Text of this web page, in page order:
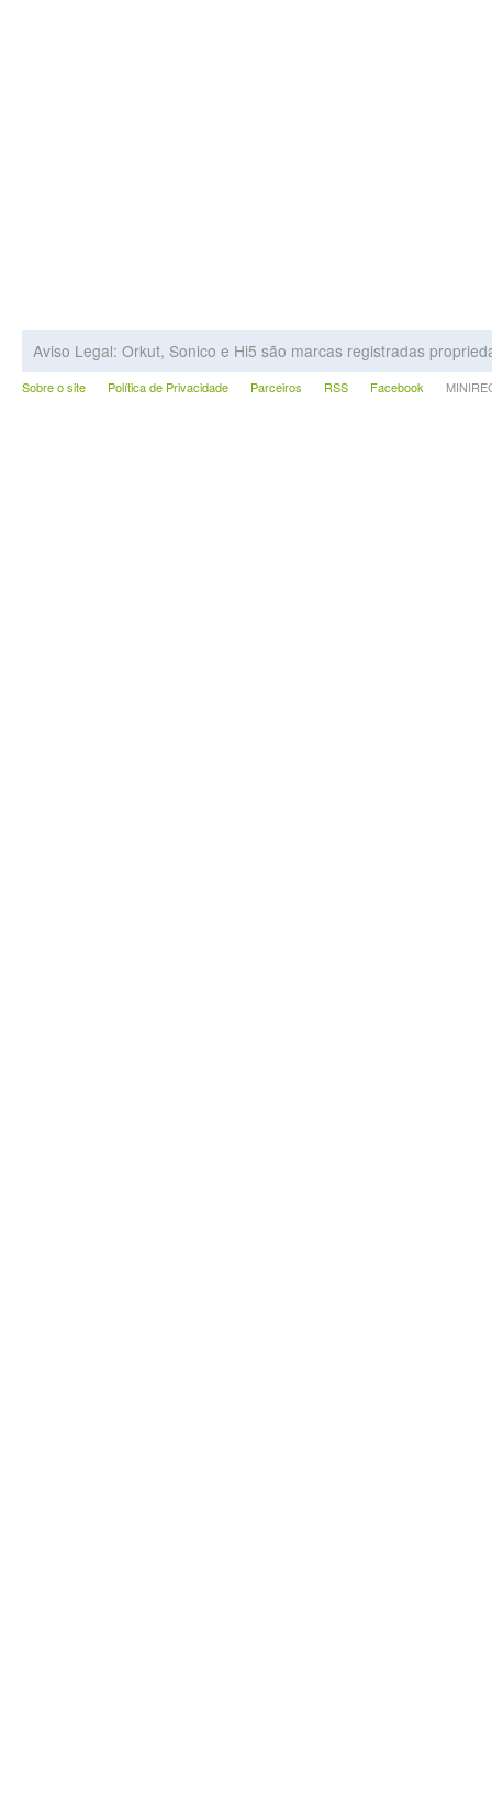
Aviso Legal: Orkut, Sonico e Hi5 são marcas registradas
Sobre o site Política de Privacidade Parceiros RSS Facebook